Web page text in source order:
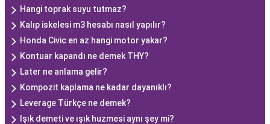
Hangi toprak suyu tutmaz?
Kalıp iskelesi m3 hesabı nasıl yapılır?
Honda Civic en az hangi motor yakar?
Kontuar kapandı ne demek THY?
Later ne anlama gelir?
Kompozit kaplama ne kadar dayanıklı?
Leverage Türkçe ne demek?
Işık demeti ve ışık huzmesi aynı şey mi?